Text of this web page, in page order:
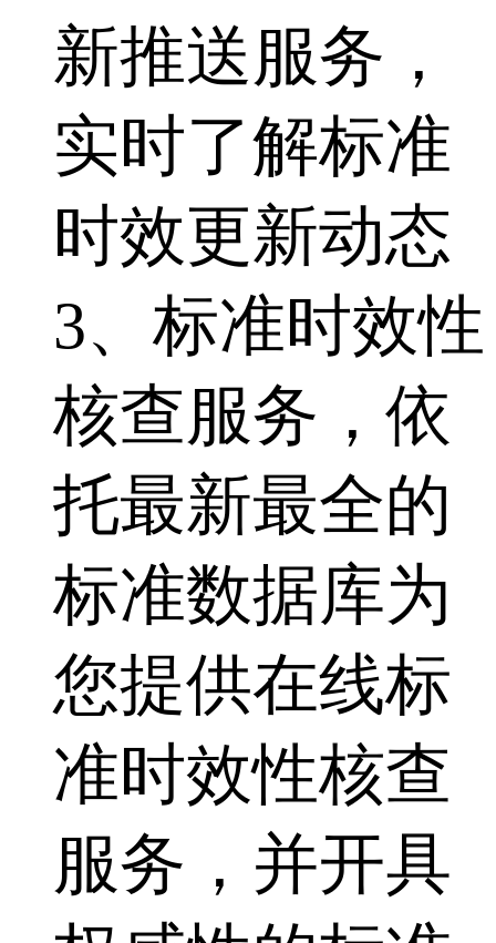
新推送服务，
实时了解标准
时效更新动态
3、标准时效性
核查服务，依
托最新最全的
标准数据库为
您提供在线标
准时效性核查
服务，并开具